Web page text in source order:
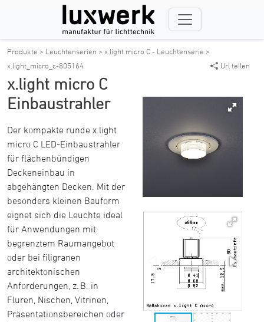
Produkte > Leuchtenserien > x.light micro C - Leuchtenserie >
x.light_micro_c-805164
Url teilen
x.light micro C
Einbaustrahler
Der kompakte runde x.light
micro C LED-Einbaustrahler
für flächenbündigen
Deckeneinbau in
abgehängten Decken. Mit der
besonders kleinen Bauform
eignet sich die Leuchte ideal
für Anwendungen mit
begrenztem Raumangebot
oder bei filigranen
architektonischen
Anforderungen, z. B. in
Fluren, Nischen, Vitrinen,
Präsentationsbereichen oder